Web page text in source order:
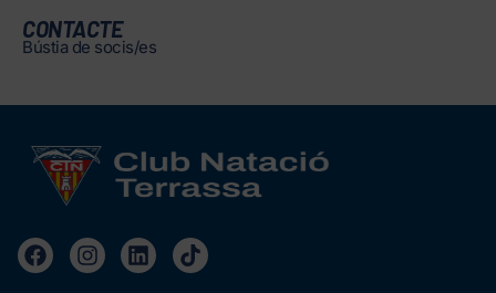
CONTACTE
Bústia de socis/es